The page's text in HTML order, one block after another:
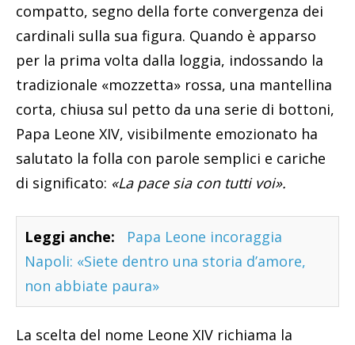
compatto, segno della forte convergenza dei
cardinali sulla sua figura. Quando è apparso
per la prima volta dalla loggia, indossando la
tradizionale «mozzetta» rossa, una mantellina
corta, chiusa sul petto da una serie di bottoni,
Papa Leone XIV, visibilmente emozionato ha
salutato la folla con parole semplici e cariche
di significato: «La pace sia con tutti voi».
Leggi anche:
Papa Leone incoraggia
Napoli: «Siete dentro una storia d’amore,
non abbiate paura»
La scelta del nome Leone XIV richiama la